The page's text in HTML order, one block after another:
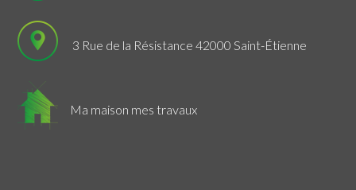
3 Rue de la Résistance 42000 Saint-Étienne
Ma maison mes travaux